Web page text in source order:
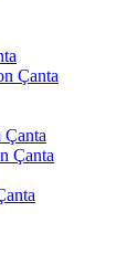
Çanta
Çanta
Çanta